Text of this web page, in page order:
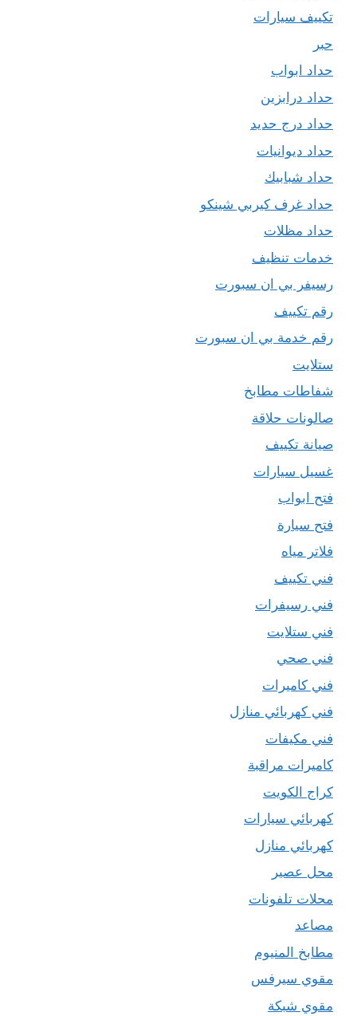
تكييف سيارات
حبر
حداد ابواب
حداد درابزين
حداد درج حديد
حداد ديوانيات
حداد شبابيك
حداد غرف كيربي شينكو
حداد مظلات
خدمات تنظيف
رسيفر بي ان سبورت
رقم تكييف
رقم خدمة بي ان سبورت
ستلايت
شفاطات مطابخ
صالونات حلاقة
صيانة تكييف
غسيل سيارات
فتح ابواب
فتح سيارة
فلاتر مياه
فني تكييف
فني رسيفرات
فني ستلايت
فني صحي
فني كاميرات
فني كهربائي منازل
فني مكيفات
كاميرات مراقبة
كراج الكويت
كهربائي سيارات
كهربائي منازل
محل عصير
محلات تلفونات
مصاعد
مطابخ المنيوم
مقوي سيرفس
مقوي شبكة